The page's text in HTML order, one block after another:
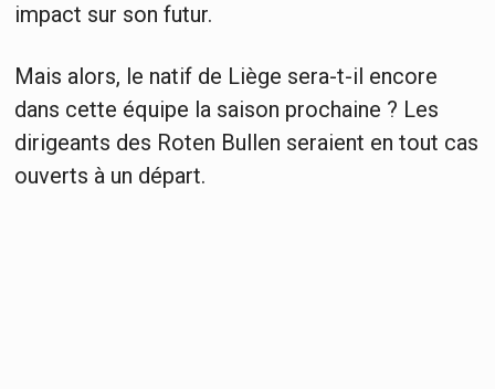
impact sur son futur.
Mais alors, le natif de Liège sera-t-il encore
dans cette équipe la saison prochaine ? Les
dirigeants des Roten Bullen seraient en tout cas
ouverts à un départ.